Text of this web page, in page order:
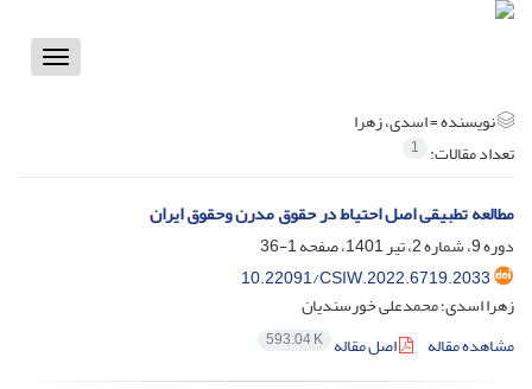
Toggle
نویسنده =اسدی، زهرا
تعداد مقالات: 1
مطالعه تطبیقی اصل احتیاط در حقوق مدرن وحقوق ایران
دوره 9، شماره 2، تیر 1401، صفحه
1-36
10.22091/CSIW.2022.6719.2033
زهرا اسدی؛ محمدعلی خورسندیان
مشاهده مقاله
اصل مقاله 593.04 K